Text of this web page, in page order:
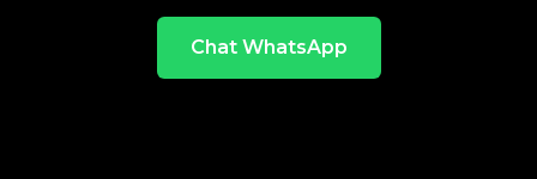
Chat WhatsApp